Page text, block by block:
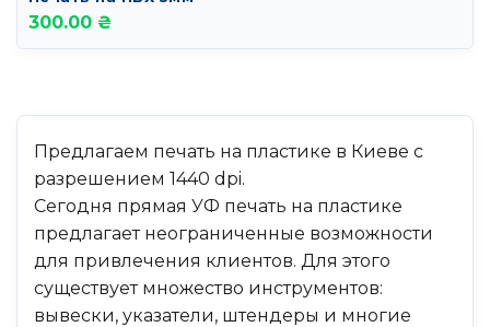
300.00 ₴
Предлагаем печать на пластике в Киеве с
разрешением 1440 dpi.
Сегодня прямая УФ печать на пластике
предлагает неограниченные возможности
для привлечения клиентов. Для этого
существует множество инструментов:
вывески, указатели, штендеры и многие